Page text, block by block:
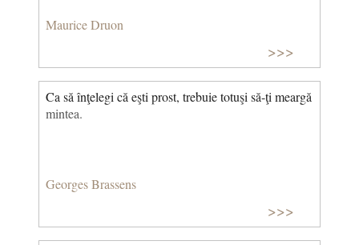
Maurice Druon
>>>
Ca să înţelegi că eşti prost, trebuie totuşi să-ţi meargă
mintea.
Georges Brassens
>>>